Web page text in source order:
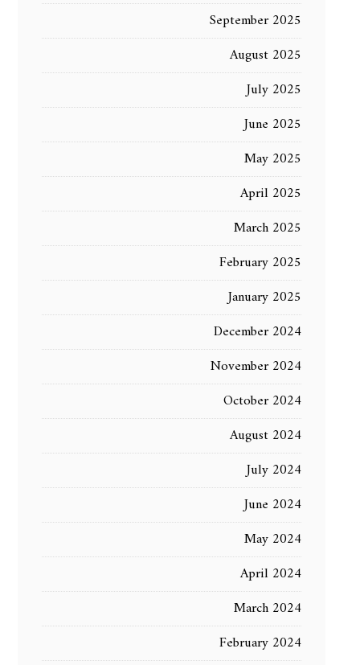
September 2025
August 2025
July 2025
June 2025
May 2025
April 2025
March 2025
February 2025
January 2025
December 2024
November 2024
October 2024
August 2024
July 2024
June 2024
May 2024
April 2024
March 2024
February 2024